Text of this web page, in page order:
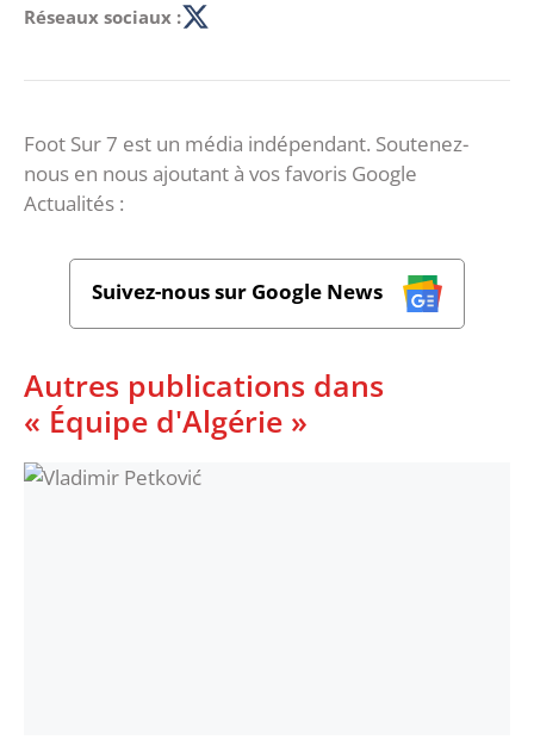
Réseaux sociaux :
Foot Sur 7 est un média indépendant. Soutenez-
nous en nous ajoutant à vos favoris Google
Actualités :
Suivez-nous sur Google News
Autres publications dans
« Équipe d'Algérie »